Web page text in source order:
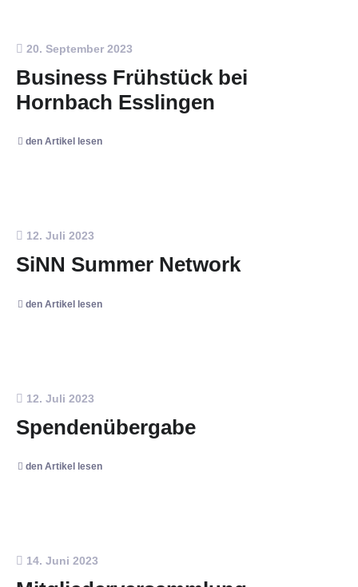
20. September 2023
Business Frühstück bei
Hornbach Esslingen
den Artikel lesen
12. Juli 2023
SiNN Summer Network
den Artikel lesen
12. Juli 2023
Spendenübergabe
den Artikel lesen
14. Juni 2023